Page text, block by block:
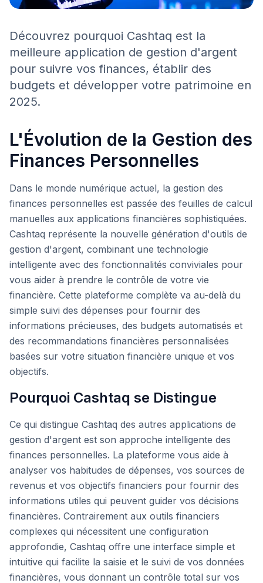
Découvrez pourquoi Cashtaq est la
meilleure application de gestion d'argent
pour suivre vos finances, établir des
budgets et développer votre patrimoine en
2025.
L'Évolution de la Gestion des
Finances Personnelles
Dans le monde numérique actuel, la gestion des
finances personnelles est passée des feuilles de calcul
manuelles aux applications financières sophistiquées.
Cashtaq représente la nouvelle génération d'outils de
gestion d'argent, combinant une technologie
intelligente avec des fonctionnalités conviviales pour
vous aider à prendre le contrôle de votre vie
financière. Cette plateforme complète va au-delà du
simple suivi des dépenses pour fournir des
informations précieuses, des budgets automatisés et
des recommandations financières personnalisées
basées sur votre situation financière unique et vos
objectifs.
Pourquoi Cashtaq se Distingue
Ce qui distingue Cashtaq des autres applications de
gestion d'argent est son approche intelligente des
finances personnelles. La plateforme vous aide à
analyser vos habitudes de dépenses, vos sources de
revenus et vos objectifs financiers pour fournir des
informations utiles qui peuvent guider vos décisions
financières. Contrairement aux outils financiers
complexes qui nécessitent une configuration
approfondie, Cashtaq offre une interface simple et
intuitive qui facilite la saisie et le suivi de vos données
financières, vous donnant un contrôle total sur vos